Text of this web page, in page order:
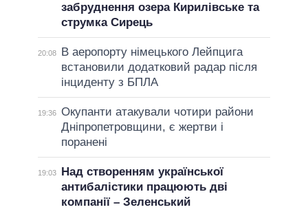
забруднення озера Кирилівське та
струмка Сирець
20:08
В аеропорту німецького Лейпцига
встановили додатковий радар після
інциденту з БПЛА
19:36 Окупанти атакували чотири райони
Дніпропетровщини, є жертви і
поранені
19:03
Над створенням української
антибалістики працюють дві
компанії – Зеленський